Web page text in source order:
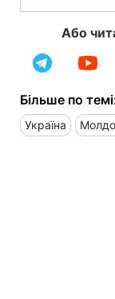
Або
Більше по
Україна